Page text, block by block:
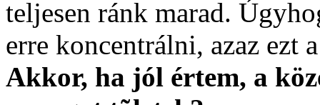
teljesen ránk marad.
erre koncentrálni, azaz ezt
Akkor, ha jól értem, a